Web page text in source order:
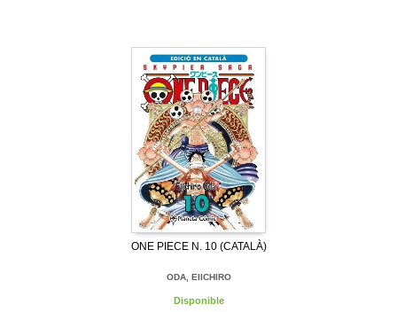
ONE PIECE N. 10 (CATALÀ)
ODA, EIICHIRO
Disponible